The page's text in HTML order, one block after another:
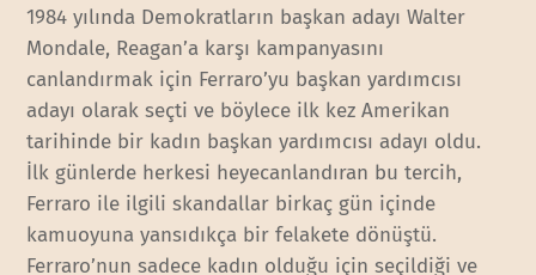
1984 yılında Demokratların başkan adayı Walter
Mondale, Reagan’a karşı kampanyasını
canlandırmak için Ferraro’yu başkan yardımcısı
adayı olarak seçti ve böylece ilk kez Amerikan
tarihinde bir kadın başkan yardımcısı adayı oldu.
İlk günlerde herkesi heyecanlandıran bu tercih,
Ferraro ile ilgili skandallar birkaç gün içinde
kamuoyuna yansıdıkça bir felakete dönüştü.
Ferraro’nun sadece kadın olduğu için seçildiği ve